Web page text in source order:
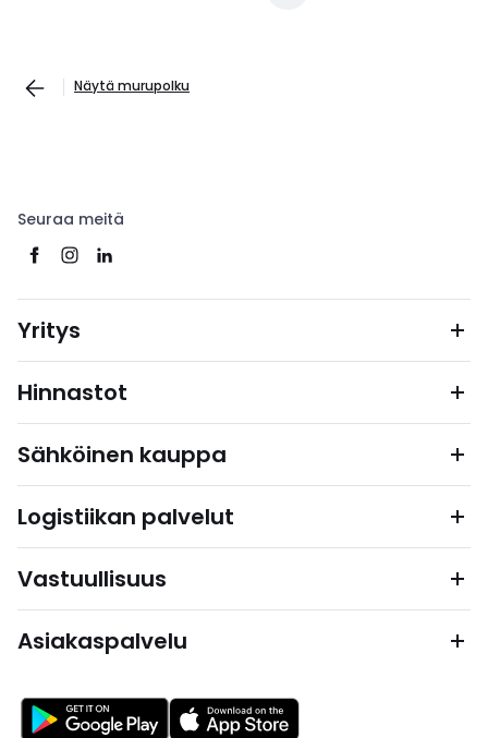
Näytä murupolku
Seuraa meitä
Yritys
Hinnastot
Sähköinen kauppa
Logistiikan palvelut
Vastuullisuus
Asiakaspalvelu